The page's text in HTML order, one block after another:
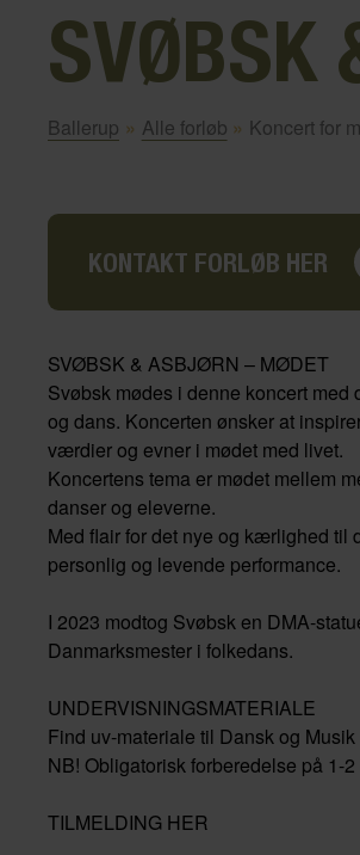
SVØBSK
Ballerup » Alle forløb » Koncert for
KONTAKT FORLØB HER
SVØBSK & ASBJØRN – MØDET
Svøbsk mødes i denne koncert
og dans. Koncerten ønsker at
værdier og evner i mødet med livet.
Koncertens tema er mødet mellem
danser og eleverne.
Med flair for det nye og kærlighed til
personlig og levende performance.
I 2023 modtog Svøbsk en DMA-
Danmarksmester i folkedans.
UNDERVISNINGSMATERIALE
Find uv-materiale til Dansk og Musik
NB! Obligatorisk forberedelse på 1-
TILMELDING HER